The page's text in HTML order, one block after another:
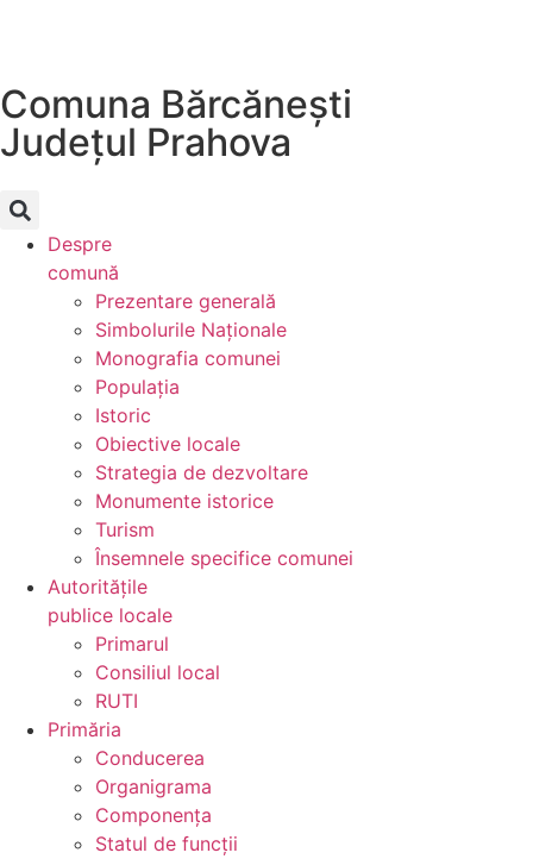
Comuna Bărcănești
Județul Prahova
Despre
comună
Prezentare generală
Simbolurile Naționale
Monografia comunei
Populația
Istoric
Obiective locale
Strategia de dezvoltare
Monumente istorice
Turism
Însemnele specifice comunei
Autoritățile
publice locale
Primarul
Consiliul local
RUTI
Primăria
Conducerea
Organigrama
Componența
Statul de funcții